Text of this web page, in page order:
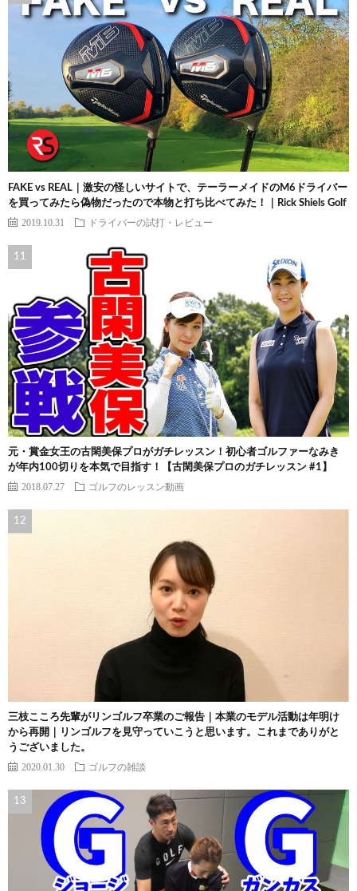
FAKE vs REAL｜激安の怪しいサイトで、テーラーメイドのM6ドライバー
を買ってみたら偽物だったので本物と打ち比べてみた！｜Rick Shiels Golf
2019.10.31 ドライバーの試打・レビュー
元・賞金女王の古閑美保プロがガチレッスン！初心者ゴルファーなみき
が年内100切りを本気で目指す！【古閑美保プロのガチレッスン #1】
2018.07.27 ゴルフのレッスン動画
三枝こころ先輩がリンゴルフ卒業のご報告｜本業のモデル活動は年明け
から再開｜リンゴルフを見守っていこうと思います。これまでありがと
うございました。
2020.01.30 ゴルフの雑談